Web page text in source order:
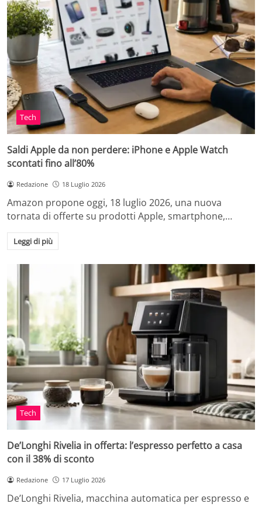
Tech
Saldi Apple da non perdere: iPhone e Apple Watch
scontati fino all’80%
Redazione 18 Luglio 2026
Amazon propone oggi, 18 luglio 2026, una nuova
tornata di offerte su prodotti Apple, smartphone,…
Leggi di più
Tech
De’Longhi Rivelia in offerta: l’espresso perfetto a casa
con il 38% di sconto
Redazione 17 Luglio 2026
De’Longhi Rivelia, macchina automatica per espresso e